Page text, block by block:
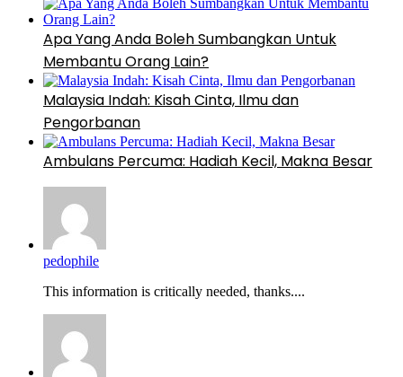
Apa Yang Anda Boleh Sumbangkan Untuk
Membantu Orang Lain?
Malaysia Indah: Kisah Cinta, Ilmu dan
Pengorbanan
Ambulans Percuma: Hadiah Kecil, Makna Besar
pedophile
This information is critically needed, thanks....